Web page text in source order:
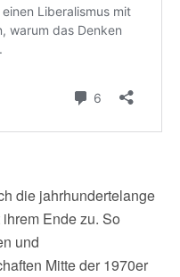
die jahrhundertelange
Ende zu. So
und
Mitte der 1970er